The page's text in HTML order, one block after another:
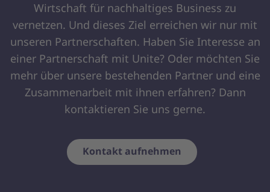
Wirtschaft für nachhaltiges Business zu
vernetzen. Und dieses Ziel erreichen wir nur mit
unseren Partnerschaften. Haben Sie Interesse an
einer Partnerschaft mit Unite? Oder möchten Sie
mehr über unsere bestehenden Partner und eine
Zusammenarbeit mit ihnen erfahren? Dann
kontaktieren Sie uns gerne.
Kontakt aufnehmen